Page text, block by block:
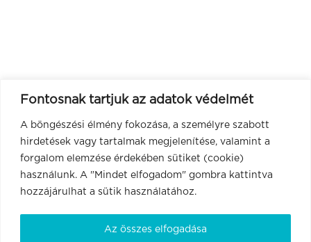
Fontosnak tartjuk az adatok védelmét
A böngészési élmény fokozása, a személyre szabott
hirdetések vagy tartalmak megjelenítése, valamint a
forgalom elemzése érdekében sütiket (cookie)
használunk. A "Mindet elfogadom" gombra kattintva
hozzájárulhat a sütik használatához.
Az összes elfogadása